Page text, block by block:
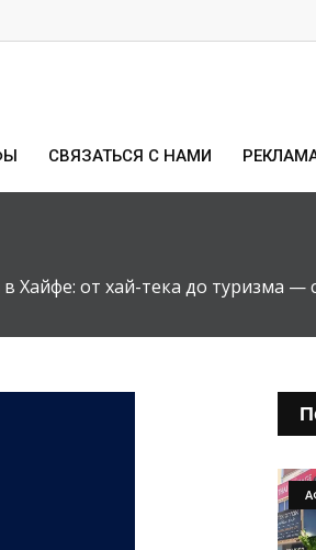
СВЯЗАТЬСЯ С НАМИ
Хайфе: от хай-тека до туризма —